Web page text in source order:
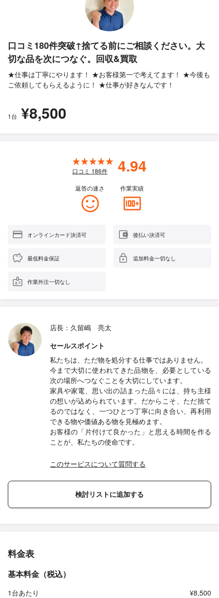
口コミ180件突破↑捨てる前にご相談ください。大
切な品を次につなぐ。回収&買取
★仕事は丁寧にやります！ ★お客様第一で考えてます！ ★今後も
ご依頼してもらえるように！ ★仕事が好きなんです！
1台 ¥8,500
口コミ 186件 4.94
返答の速さ 作業実績
オンラインカード決済可 後払い決済可
最低料金保証 追加料金一切なし
作業外注一切なし
店長：久留嶋 亮太
セールスポイント
私たちは、ただ物を処分する仕事ではありません。
今まで大切に使われてきた品物を、必要としている
次の場所へつなぐことを大切にしています。
家具や家電、思い出の詰まった品々には、持ち主様
の想いが込められています。だからこそ、ただ捨て
るのではなく、一つひとつ丁寧に向き合い、再利用
できる物や価値ある物を見極めます。
お客様の「片付けて良かった」と思える時間を作る
ことが、私たちの使命です。
このサービスについて質問する
検討リストに追加する
料金表
基本料金（税込）
1台あたり ¥8,500